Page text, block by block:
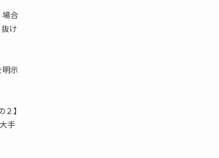
場合
け
示
】
手